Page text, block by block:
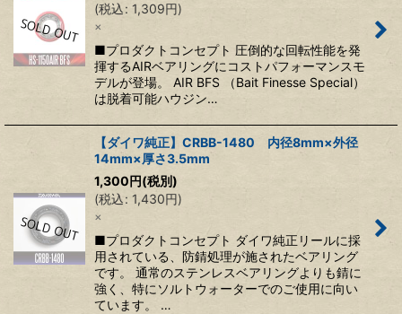
(税込: 1,309円)
×
■プロダクトコンセプト 圧倒的な回転性能を発
揮するAIRベアリングにコストパフォーマンスモ
デルが登場。 AIR BFS （Bait Finesse Special）
は脱着可能ハウジン…
【ダイワ純正】CRBB-1480 内径8mm×外径
14mm×厚さ3.5mm
1,300円(税別)
(税込: 1,430円)
×
■プロダクトコンセプト ダイワ純正リールに採
用されている、防錆処理が施されたベアリング
です。 通常のステンレスベアリングよりも錆に
強く、特にソルトウォーターでのご使用に向い
ています。 …